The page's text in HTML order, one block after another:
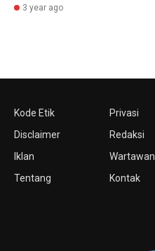
3 year ago
Kode Etik
Disclaimer
Iklan
Tentang
Privasi
Redaksi
Wartawan
Kontak